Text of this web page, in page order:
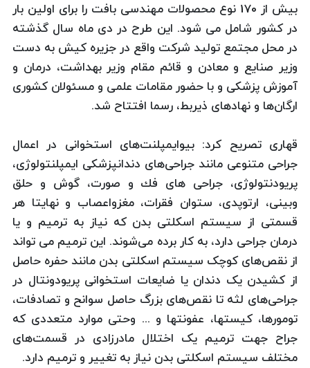
بیش از 170 نوع محصولات مهندسی بافت را برای اولین بار
در کشور شامل می شود. این طرح در دی ماه سال گذشته
در محل مجتمع تولید شرکت واقع در جزیره کیش به دست
وزیر صنایع و معادن و قائم مقام وزیر بهداشت، درمان و
آموزش پزشکی و با حضور مقامات علمی و مسئولان کشوری
ارگان‌ها و نهادهای ذیربط، رسما افتتاح شد.
قهاری تصریح كرد: بیوایمپلنت‌های استخوانی در اعمال
جراحی‌ متنوعی مانند جراحی‌های دندانپزشكی ایمپلنتولوژی،
پریودنتولوژی، جراحی های فك و صورت، گوش و حلق
وبینی، ارتوپدی، ستوان فقرات، مغزواعصاب و نهایتا هر
قسمتی از سیستم اسكلتی بدن كه نیاز به ترمیم و یا
درمان جراحی دارد، به كار برده می‌شوند. این ترمیم می تواند
از نقص‌های کوچک سیستم اسکلتی بدن مانند حفره حاصل
از کشیدن یک دندان یا ضایعات استخوانی پریودونتال در
جراحی‌های لثه تا نقص‌های بزرگ حاصل سوانح و تصادفات،
تومورها، کیستها، عفونتها و ... وحتی موارد متعددی که
جراح جهت ترمیم یک اختلال مادرزادی در قسمت‌های
مختلف سیستم اسکلتی بدن نیاز به تغییر و ترمیم دارد.